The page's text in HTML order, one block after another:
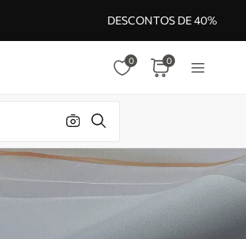
DESCONTOS DE 40%
0 0